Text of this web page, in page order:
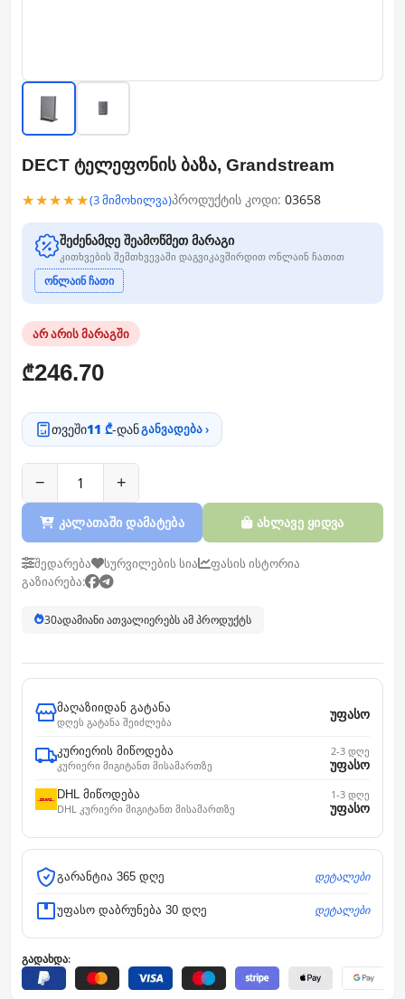
DECT ტელეფონის ბაზა, Grandstream
★★★★★(3 მიმოხილვა)პროდუქტის კოდი: 03658
შეძენამდე შეამოწმეთ მარაგი
კითხვების შემთხვევაში დაგვიკავშირდით ონლაინ ჩათით
ონლაინ ჩათი
არ არის მარაგში
₾246.70
თვეში11 ₾-დანგანვადება ›
− +
კალათაში დამატება ახლავე ყიდვა
შედარება სურვილების სია
ფასის ისტორია
გაზიარება:
30ადამიანი ათვალიერებს ამ პროდუქტს
მაღაზიიდან გატანა
დღეს გატანა შეიძლება
უფასო
კურიერის მიწოდება
კურიერი მიგიტანთ მისამართზე
2-3 დღე
უფასო
DHL მიწოდება
DHL კურიერი მიგიტანთ მისამართზე
1-3 დღე
უფასო
გარანტია 365 დღე დეტალები
უფასო დაბრუნება 30 დღე დეტალები
გადახდა: